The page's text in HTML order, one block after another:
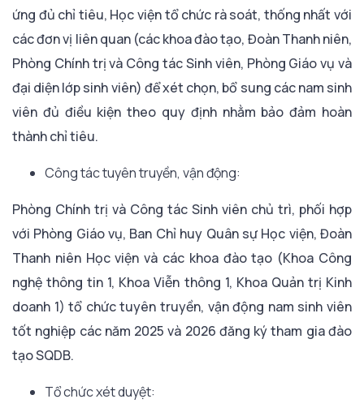
ứng đủ chỉ tiêu, Học viện tổ chức rà soát, thống nhất với
các đơn vị liên quan (các khoa đào tạo, Đoàn Thanh niên,
Phòng Chính trị và Công tác Sinh viên, Phòng Giáo vụ và
đại diện lớp sinh viên) để xét chọn, bổ sung các nam sinh
viên đủ điều kiện theo quy định nhằm bảo đảm hoàn
thành chỉ tiêu.
Công tác tuyên truyền, vận động:
Phòng Chính trị và Công tác Sinh viên chủ trì, phối hợp
với Phòng Giáo vụ, Ban Chỉ huy Quân sự Học viện, Đoàn
Thanh niên Học viện và các khoa đào tạo (Khoa Công
nghệ thông tin 1, Khoa Viễn thông 1, Khoa Quản trị Kinh
doanh 1) tổ chức tuyên truyền, vận động nam sinh viên
tốt nghiệp các năm 2025 và 2026 đăng ký tham gia đào
tạo SQDB.
Tổ chức xét duyệt: